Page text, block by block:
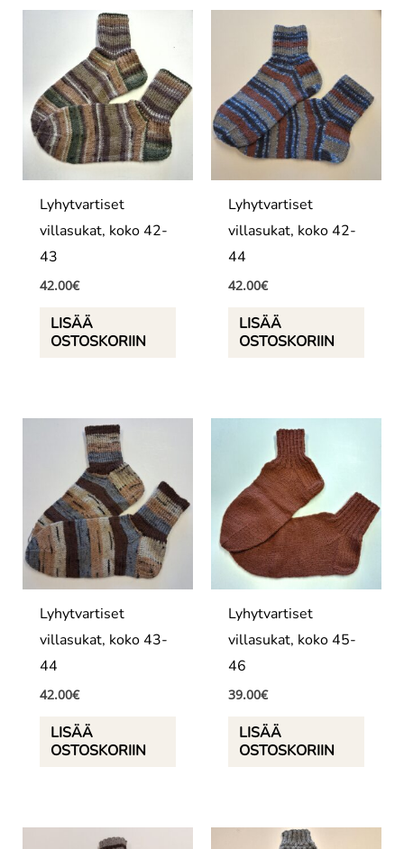
Lyhytvartiset
villasukat, koko 42-
43
42.00€
LISÄÄ
OSTOSKORIIN
Lyhytvartiset
villasukat, koko 42-
44
42.00€
LISÄÄ
OSTOSKORIIN
Lyhytvartiset
villasukat, koko 43-
44
42.00€
LISÄÄ
OSTOSKORIIN
Lyhytvartiset
villasukat, koko 45-
46
39.00€
LISÄÄ
OSTOSKORIIN